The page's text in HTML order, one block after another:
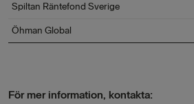
Spiltan Räntefond Sverige
Öhman Global
För mer information, kontakta: